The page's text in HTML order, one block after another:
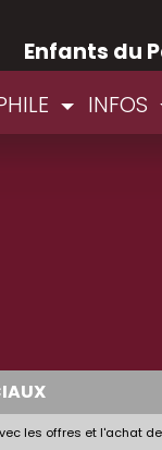
Enfants du
INFOS
les offres et l'achat